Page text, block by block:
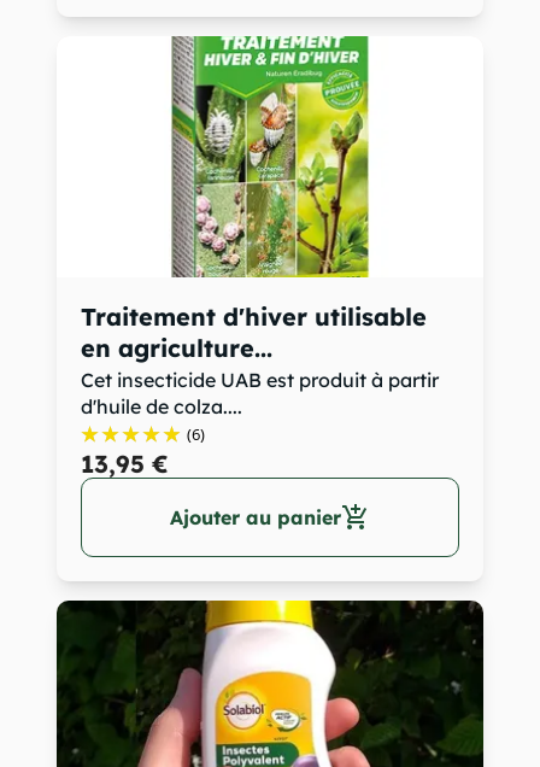
Traitement d'hiver utilisable
en agriculture...
Cet insecticide UAB est produit à partir
d'huile de colza....
(6)
13,95 €
Ajouter au panieradd_shopping_cart